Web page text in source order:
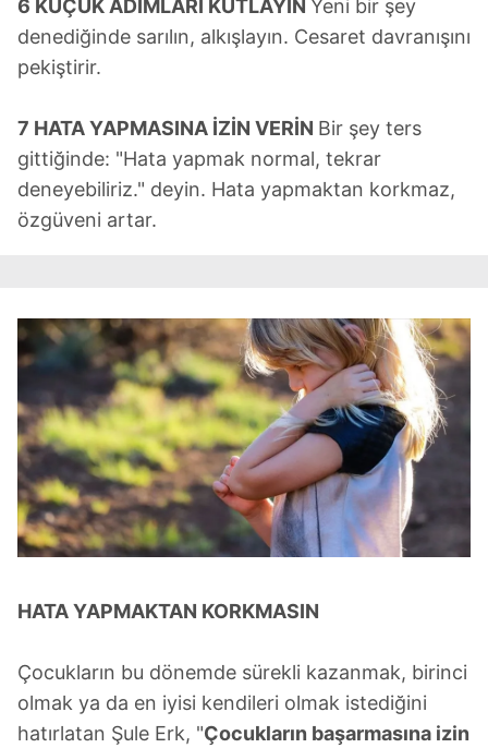
6 KÜÇÜK ADIMLARI KUTLAYIN Yeni bir şey
denediğinde sarılın, alkışlayın. Cesaret davranışını
pekiştirir.
7 HATA YAPMASINA İZİN VERİN Bir şey ters
gittiğinde: "Hata yapmak normal, tekrar
deneyebiliriz." deyin. Hata yapmaktan korkmaz,
özgüveni artar.
HATA YAPMAKTAN KORKMASIN
Çocukların bu dönemde sürekli kazanmak, birinci
olmak ya da en iyisi kendileri olmak istediğini
hatırlatan Şule Erk, "Çocukların başarmasına izin